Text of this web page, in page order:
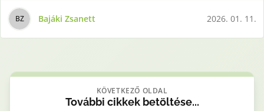
BZ Bajáki Zsanett 2026. 01. 11.
KÖVETKEZŐ OLDAL
További cikkek betöltése...